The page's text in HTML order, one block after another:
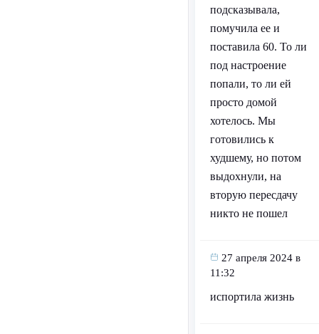
подсказывала,
помучила ее и
поставила 60. То ли
под настроение
попали, то ли ей
просто домой
хотелось. Мы
готовились к
худшему, но потом
выдохнули, на
вторую пересдачу
никто не пошел
27 апреля 2024 в
11:32
испортила жизнь